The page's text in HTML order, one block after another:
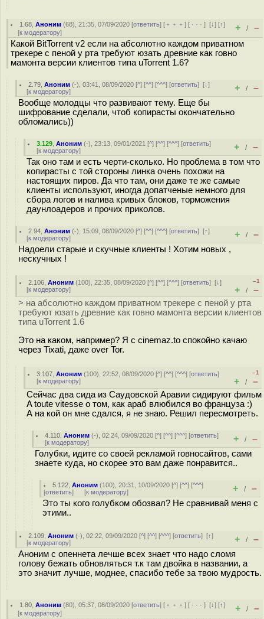
1.68 ,Аноним (68), 21:35, 07/09/2020 [ответить] [ ﹢﹢﹢] [ · · ·][↓] [↑]
[к модератору] + / –
Какой BitTorrent v2 если на абсолютно каждом приватном
трекере с пеной у рта требуют юзать древние как говно
мамонта версии клиентов типа uTorrent 1.6?
2.79 ,Аноним (-), 03:41, 08/09/2020 [^] [^^] [^^^] [ответить][↓]
[к модератору] + / –
Вообще молодцы что развивают тему. Еще бы
шифрование сделали, чтоб копирасты окончательно
обломались))
3.129 ,Аноним (-), 23:13, 09/01/2021 [^] [^^] [^^^] [ответить]
[к модератору] + / –
Так оно там и есть черти-сколько. Но проблема в том что
копирасты с той стороны линка очень похожи на
настоящих пиров. Да что там, они даже те же самые
клиенты используют, иногда допатченые немного для
сбора логов и налива кривых блоков, торможения
даунлоадеров и прочих приколов.
2.94 ,Аноним (-), 15:09, 08/09/2020 [^] [^^] [^^^] [ответить][↑]
[к модератору] + / –
Надоели старые и скучные клиенты ! Хотим новых ,
нескучных !
2.106 ,Аноним (100), 22:35, 08/09/2020 [^] [^^] [^^^] [ответить][↓]
[к модератору]
–1
+ / –
> на абсолютно каждом приватном трекере с пеной у рта
требуют юзать древние как говно мамонта версии клиентов
типа uTorrent 1.6
Это на каком, например? Я с cinemaz.to спокойно качаю
через Tixati, даже over Tor.
3.107 ,Аноним (100), 22:52, 08/09/2020 [^] [^^] [^^^] [ответить]
[к модератору]
–1
+ / –
Сейчас два сида из Саудовской Аравии сидируют фильм
A toute vitesse о том, как араб влюбился во француза :)
А на кой он мне сдался, я не знаю. Решил пересмотреть.
4.110 ,Аноним (-), 02:24, 09/09/2020 [^] [^^] [^^^] [ответить]
[к модератору] + / –
Голубки, идите со своей рекламой говносайтов, сами
знаете куда, но скорее это вам даже понравится..
5.122 ,Аноним (100), 20:31, 10/09/2020 [^] [^^] [^^^]
[ответить] [к модератору] + / –
Это ты кого голубком обозвал? Не сравнивай меня с
этими..
2.109 ,Аноним (-), 02:22, 09/09/2020 [^] [^^] [^^^] [ответить][↑]
[к модератору] + / –
Аноним с опеннета лечше всех знает что надо сломя
голову бежать обновляться т.к там двойка в названии, а
это значит лучше, моднее, спасибо тебе за твою мудрость.
1.80 ,Аноним (80), 05:37, 08/09/2020 [ответить] [ ﹢﹢﹢] [ · · ·][↓] [↑]
[к модератору] + / –